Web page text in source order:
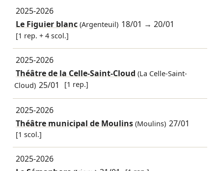
2025-2026
Le Figuier blanc(Argenteuil) 18/01 →20/01
[1 rep. + 4 scol.]
2025-2026
Théâtre de la Celle-Saint-Cloud (La Celle-Saint-
Cloud) 25/01 [1 rep.]
2025-2026
Théâtre municipal de Moulins(Moulins) 27/01
[1 scol.]
2025-2026